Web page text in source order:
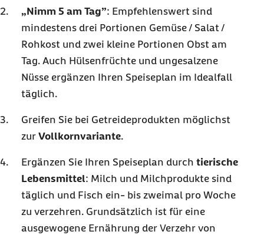
„Nimm 5 am Tag”: Empfehlenswert sind
mindestens drei Portionen Gemüse / Salat /
Rohkost und zwei kleine Portionen Obst am
Tag. Auch Hülsenfrüchte und ungesalzene
Nüsse ergänzen Ihren Speiseplan im Idealfall
täglich.
Greifen Sie bei Getreideprodukten möglichst
zur Vollkornvariante.
Ergänzen Sie Ihren Speiseplan durch tierische
Lebensmittel: Milch und Milchprodukte sind
täglich und Fisch ein- bis zweimal pro Woche
zu verzehren. Grundsätzlich ist für eine
ausgewogene Ernährung der Verzehr von